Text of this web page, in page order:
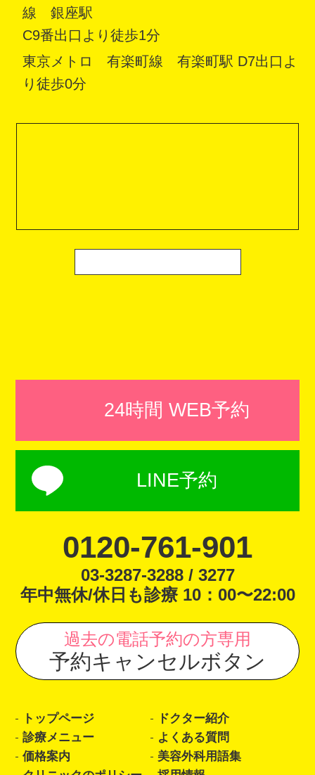
線 銀座駅
C9番出口より徒歩1分
東京メトロ 有楽町線 有楽町駅 D7出口よ
り徒歩0分
24時間 WEB予約
LINE予約
0120-761-901
03-3287-3288 / 3277
年中無休/休日も診療 10：00〜22:00
過去の電話予約の方専用
予約キャンセルボタン
トップページ
ドクター紹介
診療メニュー
よくある質問
価格案内
美容外科用語集